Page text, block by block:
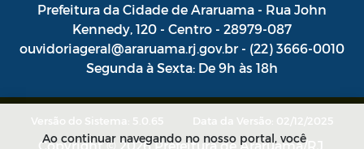
Portaria SEFAZ
Portaria SESAU
PORTARIA SETUR
PORTARIA SEELA
Portarias Sobre o Coronavírus COVID-19
Prefeitura da Cidade de Araruama - Rua John
Kennedy, 120 - Centro - 28979-087
ouvidoriageral@araruama.rj.gov.br - (22) 3666-0010
Segunda à Sexta: De 9h às 18h
Versão do Sistema: 5.0.65 Data da Versão: 02/12/2025
Copyright © 2026 Prefeitura de Araruama/RJ.
Ao continuar navegando no nosso portal, você